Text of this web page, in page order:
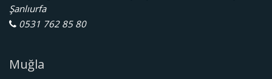
Şanlıurfa
0531 762 85 80
Muğla